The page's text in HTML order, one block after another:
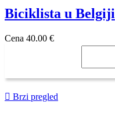
Biciklista u Belgiji
Cena 40,00 €
 Brzi pregled